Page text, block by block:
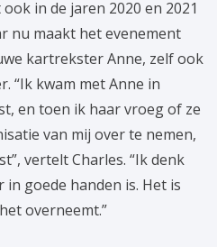
in de jaren 2020 en 2021
nu maakt het evenement
kartrekster Anne, zelf ook
“Ik kwam met Anne in
en toen ik haar vroeg of ze
van mij over te nemen,
vertelt Charles. “Ik denk
goede handen is. Het is
overneemt.”